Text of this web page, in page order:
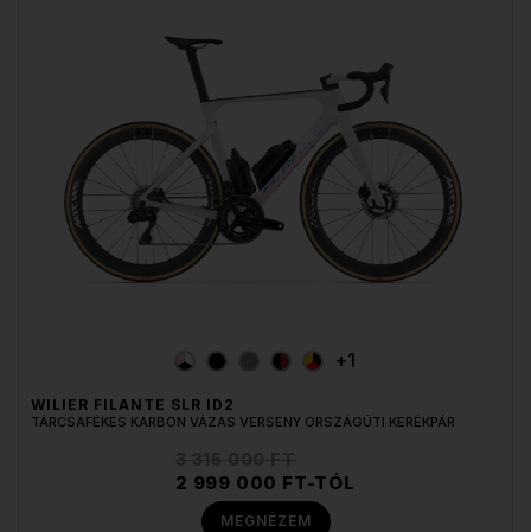
+1
WILIER FILANTE SLR ID2
TÁRCSAFÉKES KARBON VÁZAS VERSENY ORSZÁGÚTI KERÉKPÁR
2 999 000 FT-TÓL
MEGNÉZEM